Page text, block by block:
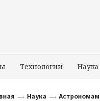
Технологии Наука
Наука